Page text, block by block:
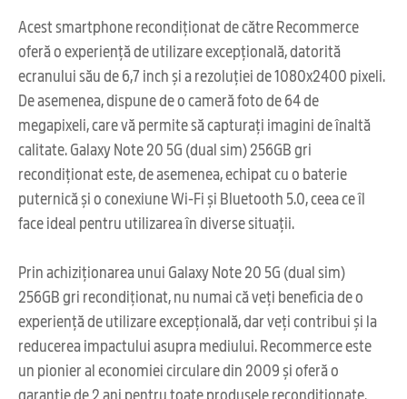
Acest smartphone recondiționat de către Recommerce
oferă o experiență de utilizare excepțională, datorită
ecranului său de 6,7 inch și a rezoluției de 1080x2400 pixeli.
De asemenea, dispune de o cameră foto de 64 de
megapixeli, care vă permite să capturați imagini de înaltă
calitate. Galaxy Note 20 5G (dual sim) 256GB gri
recondiționat este, de asemenea, echipat cu o baterie
puternică și o conexiune Wi-Fi și Bluetooth 5.0, ceea ce îl
face ideal pentru utilizarea în diverse situații.
Prin achiziționarea unui Galaxy Note 20 5G (dual sim)
256GB gri recondiționat, nu numai că veți beneficia de o
experiență de utilizare excepțională, dar veți contribui și la
reducerea impactului asupra mediului. Recommerce este
un pionier al economiei circulare din 2009 și oferă o
garanție de 2 ani pentru toate produsele recondiționate.